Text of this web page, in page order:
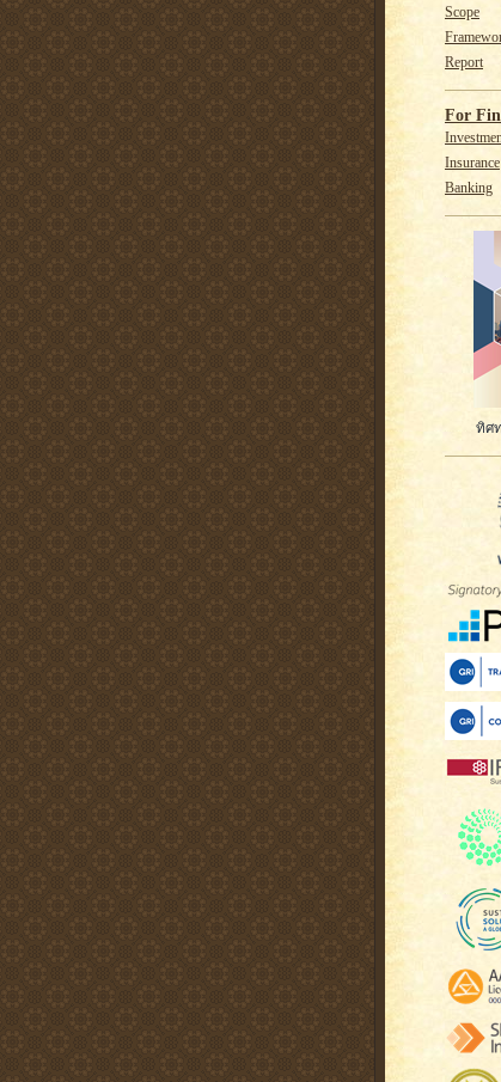
Scope
Report
For
Insurance
Banking
ทิศ